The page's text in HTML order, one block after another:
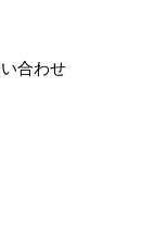
合わせ